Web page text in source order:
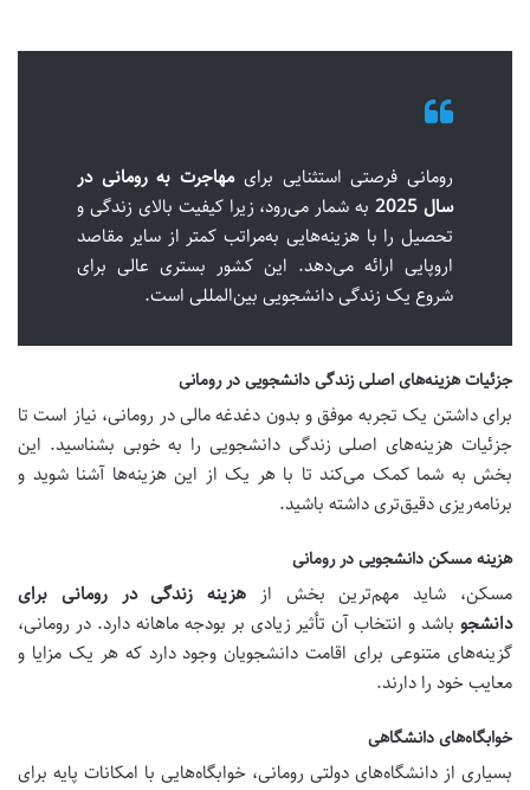
رومانی فرصتی استثنایی برای مهاجرت به رومانی در
سال 2025
به شمار می‌رود، زیرا کیفیت بالای زندگی و
تحصیل را با هزینه‌هایی به‌مراتب کمتر از سایر مقاصد
اروپایی ارائه می‌دهد. این کشور بستری عالی برای
شروع یک زندگی دانشجویی بین‌المللی است.
جزئیات هزینه‌های اصلی زندگی دانشجویی در رومانی
برای داشتن یک تجربه موفق و بدون دغدغه مالی در رومانی، نیاز است تا
جزئیات هزینه‌های اصلی زندگی دانشجویی را به خوبی بشناسید. این
بخش به شما کمک می‌کند تا با هر یک از این هزینه‌ها آشنا شوید و
برنامه‌ریزی دقیق‌تری داشته باشید.
هزینه مسکن دانشجویی در رومانی
مسکن، شاید مهم‌ترین بخش از
هزینه زندگی در رومانی برای
دانشجو باشد و انتخاب آن تأثیر زیادی بر بودجه ماهانه دارد. در رومانی،
گزینه‌های متنوعی برای اقامت دانشجویان وجود دارد که هر یک مزایا و
معایب خود را دارند.
خوابگاه‌های دانشگاهی
بسیاری از دانشگاه‌های دولتی رومانی، خوابگاه‌هایی با امکانات پایه برای